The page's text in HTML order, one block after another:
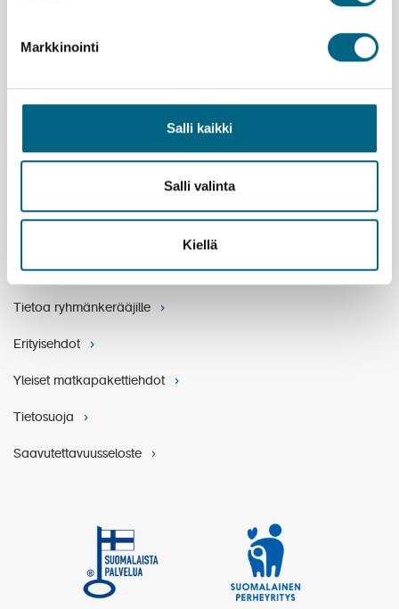
Markkinointi
Salli kaikki
Salli valinta
Kiellä
Asiakaspalvelu
Matkatoimistoille ja agenteille
Tietoa ryhmänkerääjille
Erityisehdot
Yleiset matkapakettiehdot
Tietosuoja
Saavutettavuusseloste